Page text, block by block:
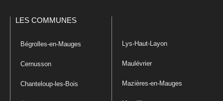
LES COMMUNES
Bégrolles-en-Mauges
Cernusson
Chanteloup-les-Bois
Lys-Haut-Layon
Maulévrier
Mazières-en-Mauges